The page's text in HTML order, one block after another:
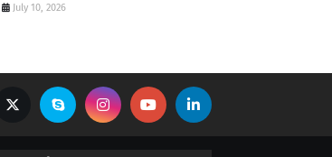
July 10, 2026